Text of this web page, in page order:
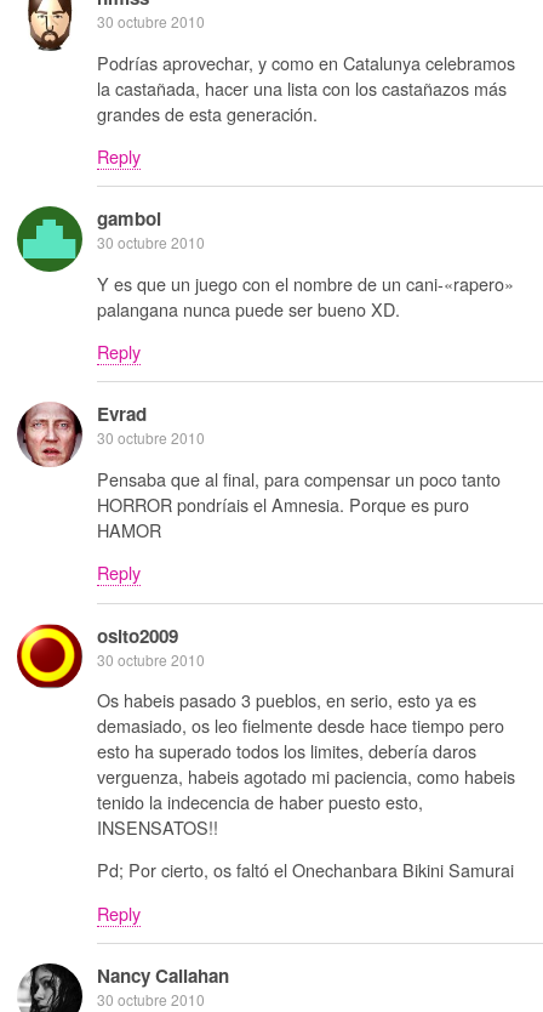
30 octubre 2010
Podrías aprovechar, y como en Catalunya celebramos
la castañada, hacer una lista con los castañazos más
grandes de esta generación.
Reply
gamboi
30 octubre 2010
Y es que un juego con el nombre de un cani-«rapero»
palangana nunca puede ser bueno XD.
Reply
Evrad
30 octubre 2010
Pensaba que al final, para compensar un poco tanto
HORROR pondríais el Amnesia. Porque es puro
HAMOR
Reply
osito2009
30 octubre 2010
Os habeis pasado 3 pueblos, en serio, esto ya es
demasiado, os leo fielmente desde hace tiempo pero
esto ha superado todos los limites, debería daros
verguenza, habeis agotado mi paciencia, como habeis
tenido la indecencia de haber puesto esto,
INSENSATOS!!
Pd; Por cierto, os faltó el Onechanbara Bikini Samurai
Reply
Nancy Callahan
30 octubre 2010